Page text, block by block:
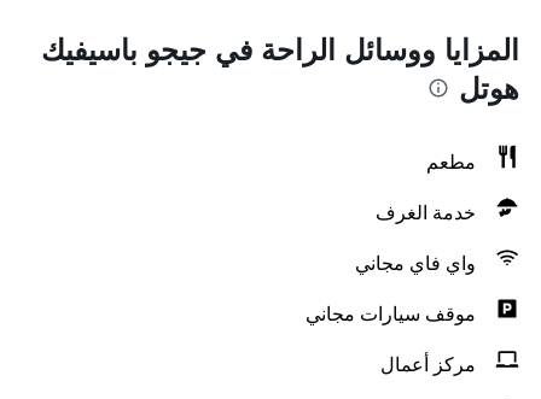
المزايا ووسائل الراحة في جيجو باسيفيك
هوتل
مطعم
خدمة الغرف
واي فاي مجاني
موقف سيارات مجاني
مركز أعمال